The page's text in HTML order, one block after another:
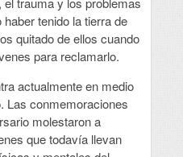
tenido la tierra de
quitado de ellos cuando
para reclamarlo.
actualmente en medio
Las conmemoraciones
molestaron a
que todavía llevan